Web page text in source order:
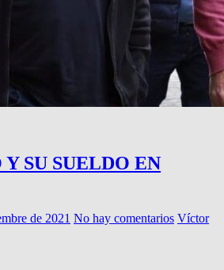
SU SUELDO EN
de 2021 No hay comentarios Víctor